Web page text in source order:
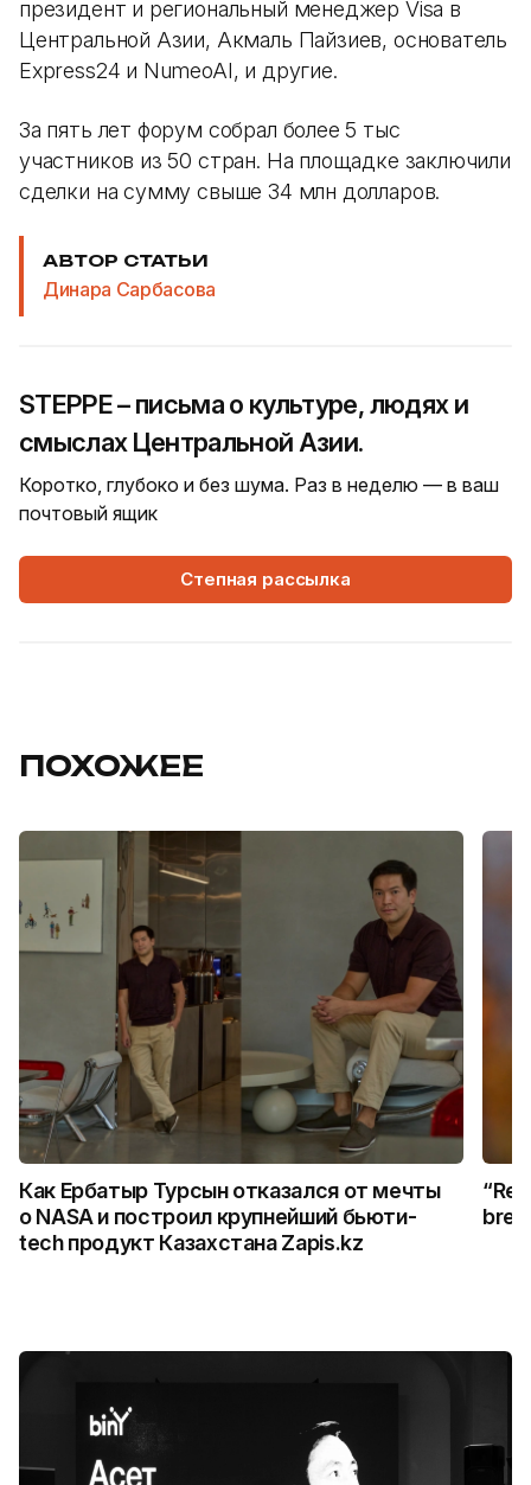
президент и региональный менеджер Visa в
Центральной Азии, Акмаль Пайзиев, основатель
Express24 и NumeoAI, и другие.
За пять лет форум собрал более 5 тыс
участников из 50 стран. На площадке заключили
сделки на сумму свыше 34 млн долларов.
АВТОР СТАТЬИ
Динара Сарбасова
STEPPE – письма о культуре, людях и
смыслах Центральной Азии.
Коротко, глубоко и без шума. Раз в неделю — в ваш
почтовый ящик
Степная рассылка
ПОХОЖЕЕ
Как Ербатыр Турсын отказался от мечты
о NASA и построил крупнейший бьюти-
tech продукт Казахстана Zapis.kz